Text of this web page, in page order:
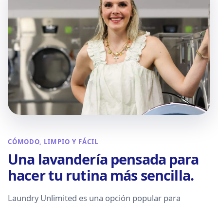
CÓMODO, LIMPIO Y FÁCIL
Una lavandería pensada para
hacer tu rutina más sencilla.
Laundry Unlimited es una opción popular para